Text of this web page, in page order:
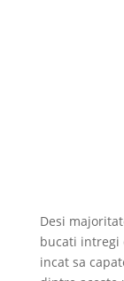
Desi
bucati intregi
incat sa